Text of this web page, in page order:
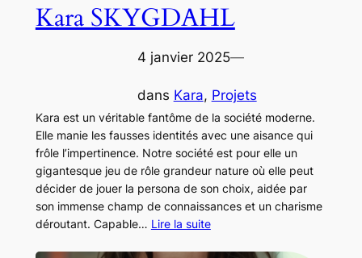
Kara SKYGDAHL
4 janvier 2025—
dans Kara, Projets
Kara est un véritable fantôme de la société moderne.
Elle manie les fausses identités avec une aisance qui
frôle l’impertinence. Notre société est pour elle un
gigantesque jeu de rôle grandeur nature où elle peut
décider de jouer la persona de son choix, aidée par
son immense champ de connaissances et un charisme
déroutant. Capable… Lire la suite